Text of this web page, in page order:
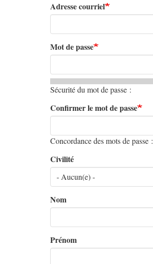
Adresse courriel
Mot de passe
Sécurité du mot de passe :
Confirmer le mot de passe
Concordance des mots de passe :
Civilité
Nom
Prénom